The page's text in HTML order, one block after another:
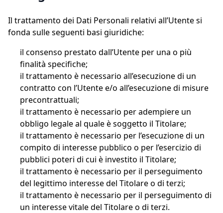
Il trattamento dei Dati Personali relativi all’Utente si
fonda sulle seguenti basi giuridiche:
il consenso prestato dall’Utente per una o più
finalità specifiche;
il trattamento è necessario all’esecuzione di un
contratto con l’Utente e/o all’esecuzione di misure
precontrattuali;
il trattamento è necessario per adempiere un
obbligo legale al quale è soggetto il Titolare;
il trattamento è necessario per l’esecuzione di un
compito di interesse pubblico o per l’esercizio di
pubblici poteri di cui è investito il Titolare;
il trattamento è necessario per il perseguimento
del legittimo interesse del Titolare o di terzi;
il trattamento è necessario per il perseguimento di
un interesse vitale del Titolare o di terzi.